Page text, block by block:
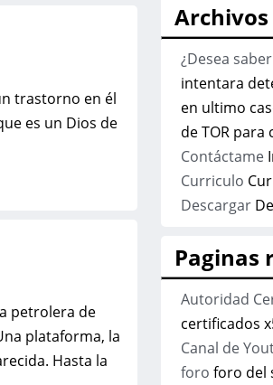
trastorno en él
es un Dios de
petrolera de
plataforma, la
Hasta la
¿Desea
intentara
en ultimo
de TOR
Contáctame
Curriculo
Descargar
Paginas
Autoridad
certificados
Canal de
foro foro del